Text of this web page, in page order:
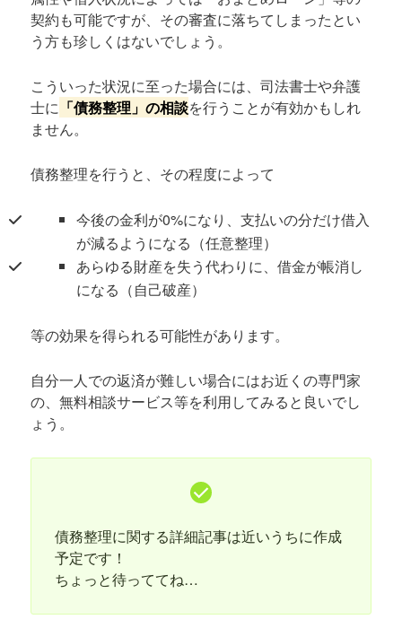
契約も可能ですが、その審査に落ちてしまったとい
う方も珍しくはないでしょう。
こういった状況に至った場合には、司法書士や弁護
士に 「債務整理」の相談を行うことが有効かもしれ
ません。
債務整理を行うと、その程度によって
今後の金利が0%になり、支払いの分だけ借入
が減るようになる（任意整理）
あらゆる財産を失う代わりに、借金が帳消し
になる（自己破産）
等の効果を得られる可能性があります。
自分一人での返済が難しい場合にはお近くの専門家
の、無料相談サービス等を利用してみると良いでし
ょう。
債務整理に関する詳細記事は近いうちに作成
予定です！
ちょっと待っててね…